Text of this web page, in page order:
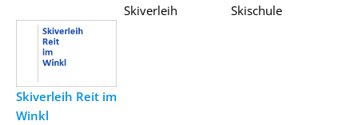
Skiverleih Reit im
Winkl
Skiverleih
Skischule